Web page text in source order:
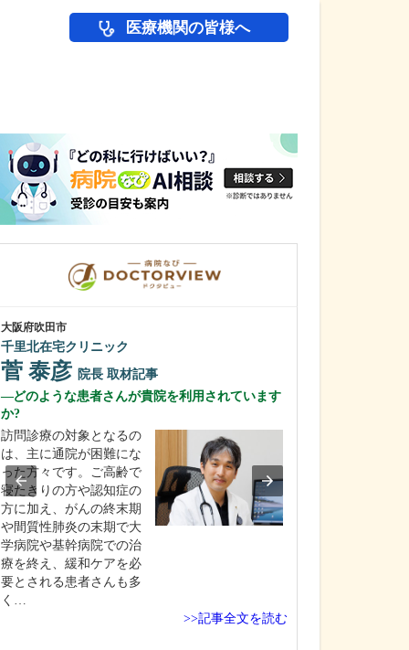
医療機関の皆様へ
大阪府吹田市
千里北在宅クリニック
菅 泰彦 院長 取材記事
どのような患者さんが貴院を利用されています
か?
訪問診療の対象となるの
は、主に通院が困難にな
った方々です。ご高齢で
寝たきりの方や認知症の
方に加え、がんの終末期
や間質性肺炎の末期で大
学病院や基幹病院での治
療を終え、緩和ケアを必
要とされる患者さんも多
く…
>>記事全文を読む